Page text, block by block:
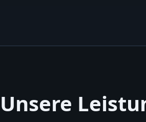
Unsere